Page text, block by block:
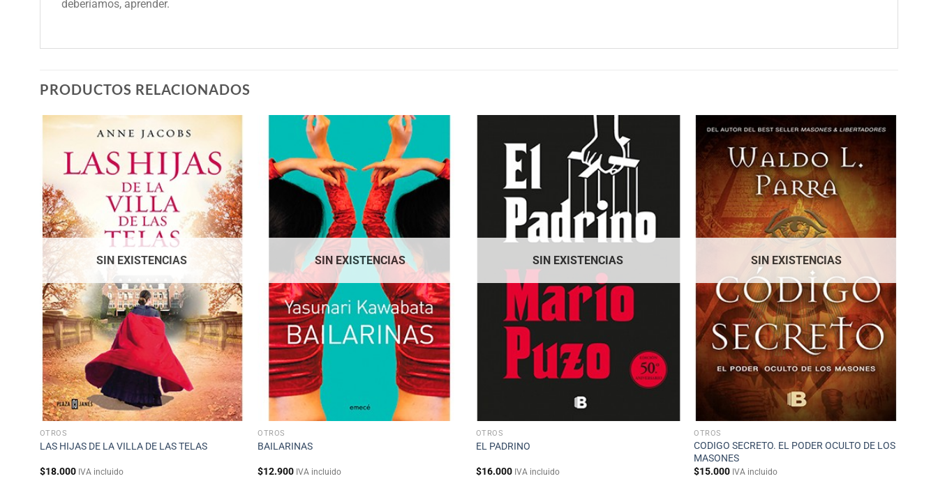
deberíamos, aprender.
PRODUCTOS RELACIONADOS
SIN EXISTENCIAS
OTROS
LAS HIJAS DE LA VILLA DE LAS TELAS
$18.000 IVA incluido
SIN EXISTENCIAS
OTROS
BAILARINAS
$12.900 IVA incluido
SIN EXISTENCIAS
OTROS
EL PADRINO
$16.000 IVA incluido
SIN EXISTENCIAS
OTROS
CODIGO SECRETO. EL PODER OCULTO DE LOS
MASONES
$15.000 IVA incluido